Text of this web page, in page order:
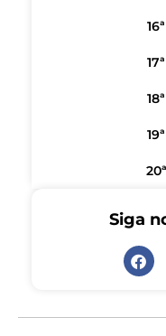
Siga